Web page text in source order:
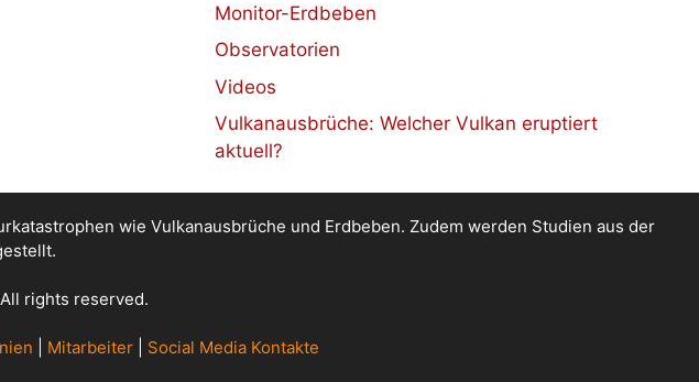
Monitor-Erdbeben
Observatorien
Videos
Vulkanausbrüche: Welcher Vulkan eruptiert
aktuell?
wie Vulkanausbrüche und Erdbeben. Zudem werden Studien aus der
rights reserved.
Mitarbeiter Social Media Kontakte